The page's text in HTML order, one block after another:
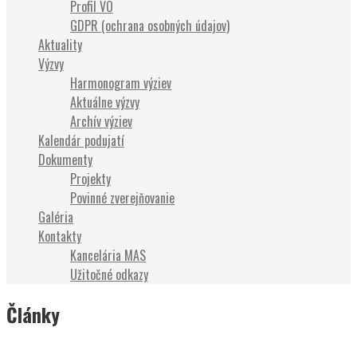
Profil VO
GDPR (ochrana osobných údajov)
Aktuality
Výzvy
Harmonogram výziev
Aktuálne výzvy
Archív výziev
Kalendár podujatí
Dokumenty
Projekty
Povinné zverejňovanie
Galéria
Kontakty
Kancelária MAS
Užitočné odkazy
Články